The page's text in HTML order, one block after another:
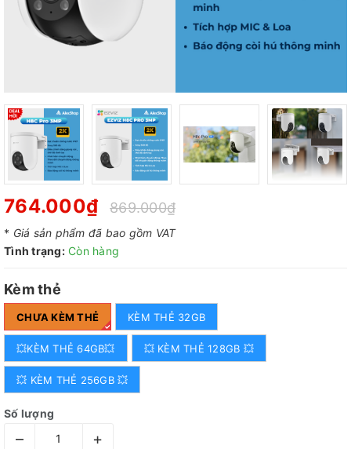
764.000₫ 869.000₫
* Giá sản phẩm đã bao gồm VAT
Tình trạng: Còn hàng
Kèm thẻ
CHƯA KÈM THẺ KÈM THẺ 32GB
💥KÈM THẺ 64GB💥 💥 KÈM THẺ 128GB 💥
💥 KÈM THẺ 256GB 💥
Số lượng
– +